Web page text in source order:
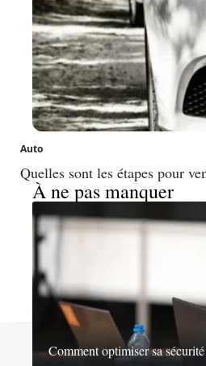
Auto
Quelles sont les étapes pour
À ne pas manquer
Comment optimiser sa
Mentions